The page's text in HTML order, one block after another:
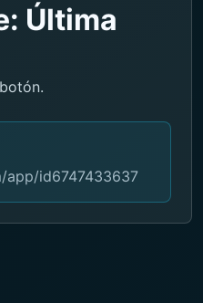
Última
app/id6747433637